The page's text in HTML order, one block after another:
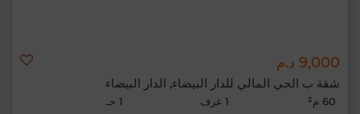
9,000 د.م
شقة ب الحي المالي للدار البيضاء, الدار البيضاء
60 م² 1 غرف 1 حـ